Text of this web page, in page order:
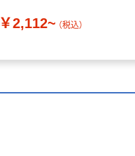
￥2,112~ （税込）